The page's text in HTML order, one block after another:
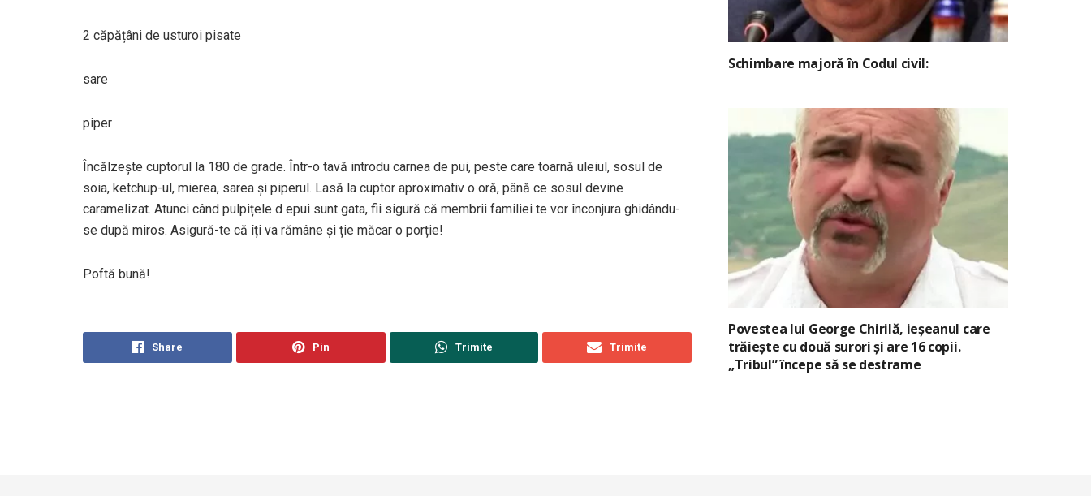
2 căpățâni de usturoi pisate
sare
piper
Încălzește cuptorul la 180 de grade. Într-o tavă introdu carnea de pui, peste care toarnă uleiul, sosul de
soia, ketchup-ul, mierea, sarea și piperul. Lasă la cuptor aproximativ o oră, până ce sosul devine
caramelizat. Atunci când pulpițele d epui sunt gata, fii sigură că membrii familiei te vor înconjura ghidându-
se după miros. Asigură-te că îți va rămâne și ție măcar o porție!
Poftă bună!
Share Pin Trimite Trimite
Schimbare majoră în Codul civil:
Povestea lui George Chirilă, ieșeanul care
trăiește cu două surori și are 16 copii.
„Tribul” începe să se destrame